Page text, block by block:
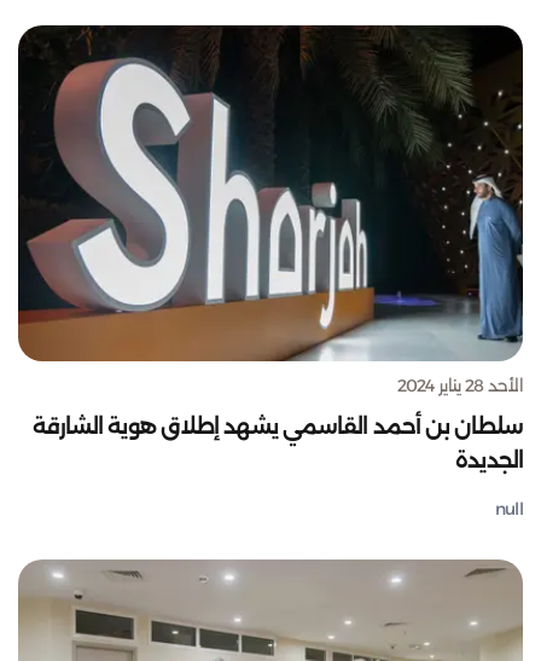
الأحد 28 يناير 2024
سلطان بن أحمد القاسمي يشهد إطلاق هوية الشارقة
الجديدة
null